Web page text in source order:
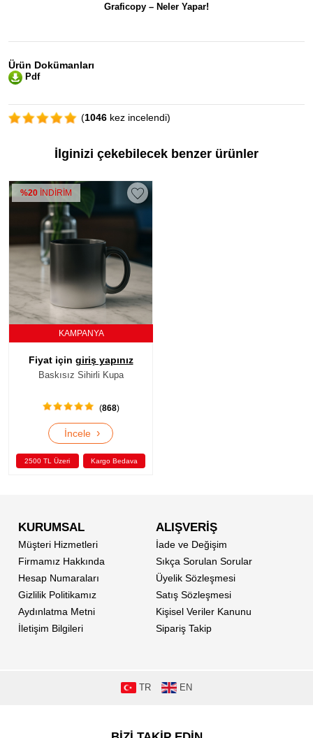
Graficopy – Neler Yapar!
Ürün Dokümanları
Pdf
(1046 kez incelendi)
İlginizi çekebilecek benzer ürünler
%20 İNDİRİM
KAMPANYA
Fiyat için giriş yapınız
Baskısız Sihirli Kupa
(868)
İncele ›
2500 TL Üzeri Kargo Bedava
KURUMSAL
Müşteri Hizmetleri
Firmamız Hakkında
Hesap Numaraları
Gizlilik Politikamız
Aydınlatma Metni
İletişim Bilgileri
ALIŞVERİŞ
İade ve Değişim
Sıkça Sorulan Sorular
Üyelik Sözleşmesi
Satış Sözleşmesi
Kişisel Veriler Kanunu
Sipariş Takip
TR EN